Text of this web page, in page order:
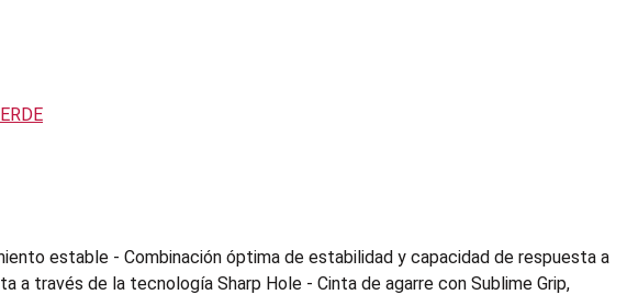
estable - Combinación óptima de estabilidad y capacidad de respuesta a
a través de la tecnología Sharp Hole - Cinta de agarre con Sublime Grip,